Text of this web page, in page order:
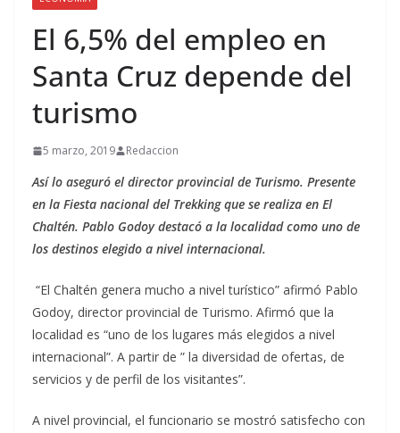
El 6,5% del empleo en
Santa Cruz depende del
turismo
5 marzo, 2019 Redaccion
Así lo aseguró el director provincial de Turismo. Presente
en la Fiesta nacional del Trekking que se realiza en El
Chaltén. Pablo Godoy destacó a la localidad como uno de
los destinos elegido a nivel internacional.
“El Chaltén genera mucho a nivel turístico” afirmó Pablo
Godoy, director provincial de Turismo. Afirmó que la
localidad es “uno de los lugares más elegidos a nivel
internacional”. A partir de ” la diversidad de ofertas, de
servicios y de perfil de los visitantes”.
A nivel provincial, el funcionario se mostró satisfecho con